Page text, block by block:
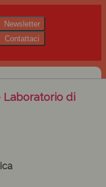
Newsletter
Contattaci
di